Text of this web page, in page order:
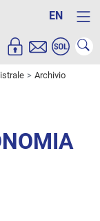
EN
Archivio